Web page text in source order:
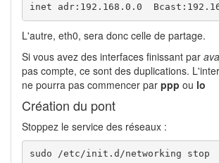
inet adr:192.168.0.0
L'autre, eth0, sera donc celle de partage.
Si vous avez des interfaces finissant par
pas compte, ce sont des duplications.
ne pourra pas commencer par ppp ou lo
Création du pont
Stoppez le service des réseaux :
sudo /etc/init.d/networking stop